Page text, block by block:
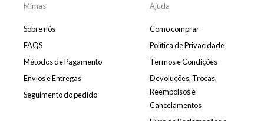
e
g
e
r
Mimas
Sobre nós
FAQS
Métodos de Pagamento
Envios e Entregas
Seguimento do pedido
Ajuda
Como comprar
Política de Privacidade
Termos e Condições
Devoluções, Trocas,
Reembolsos e
Cancelamentos